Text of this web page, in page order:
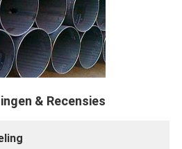
& Recensies